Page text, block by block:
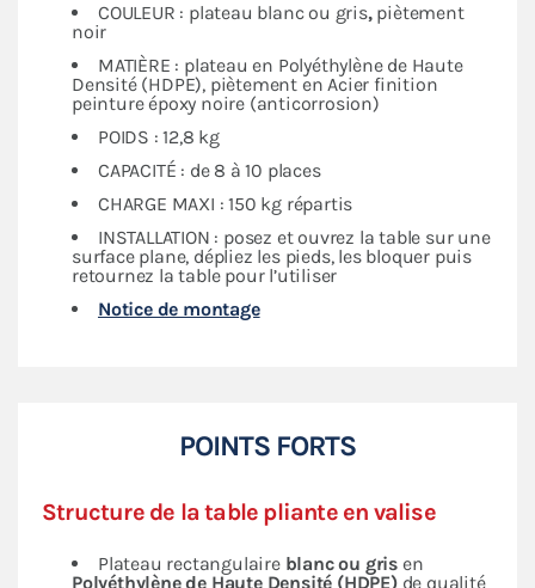
COULEUR : plateau blanc ou gris,piètement
noir
MATIÈRE : plateau en Polyéthylène de Haute
Densité (HDPE), piètement en Acier finition
peinture époxy noire (anticorrosion)
POIDS : 12,8 kg
CAPACITÉ : de 8 à 10 places
CHARGE MAXI : 150 kg répartis
INSTALLATION : posez et ouvrez la table sur une
surface plane, dépliez les pieds, les bloquer puis
retournez la table pour l’utiliser
Notice de montage
POINTS FORTS
Structure de la table pliante en valise
Plateau rectangulaire blanc ou gris en
Polyéthylène de Haute Densité (HDPE)de qualité